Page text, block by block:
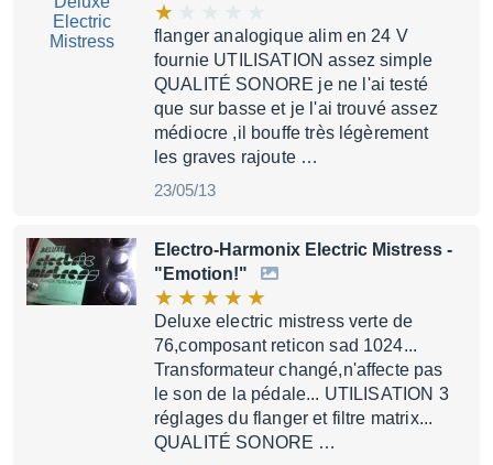
flanger analogique alim en 24 V
fournie UTILISATION assez simple
QUALITÉ SONORE je ne l'ai testé
que sur basse et je l'ai trouvé assez
médiocre ,il bouffe très légèrement
les graves rajoute …
23/05/13
Electro-Harmonix Electric Mistress -
"Emotion!"
Deluxe electric mistress verte de
76,composant reticon sad 1024...
Transformateur changé,n'affecte pas
le son de la pédale... UTILISATION 3
réglages du flanger et filtre matrix...
QUALITÉ SONORE …